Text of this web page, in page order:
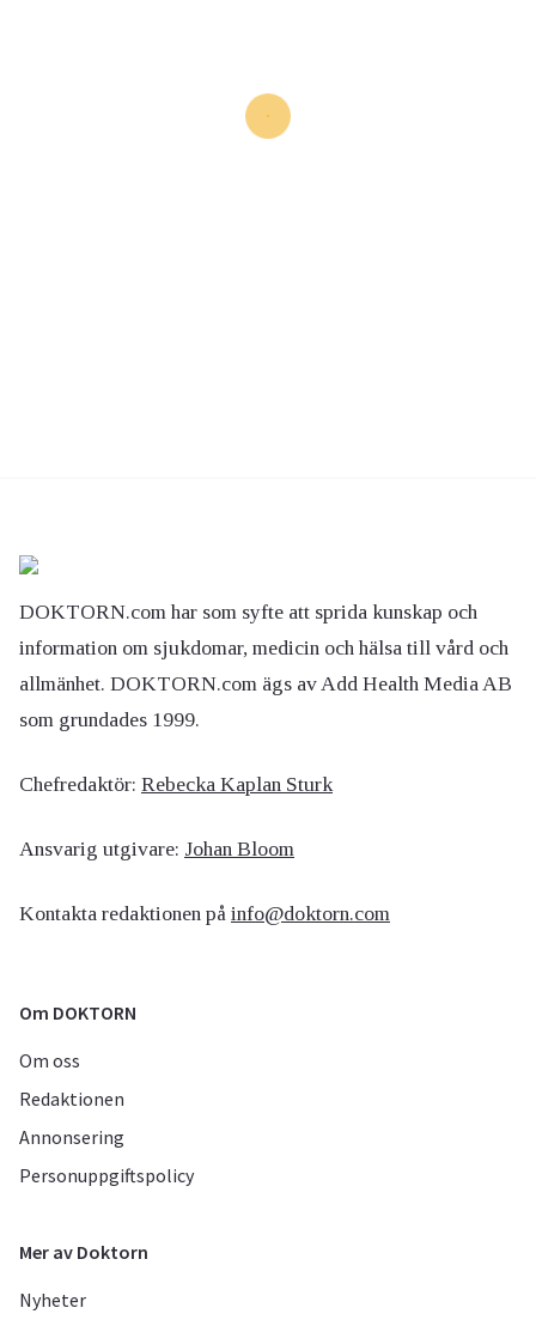
DOKTORN.com har som syfte att sprida kunskap och
information om sjukdomar, medicin och hälsa till vård och
allmänhet. DOKTORN.com ägs av Add Health Media AB
som grundades 1999.
Chefredaktör: Rebecka Kaplan Sturk
Ansvarig utgivare: Johan Bloom
Kontakta redaktionen på info@doktorn.com
Om DOKTORN
Om oss
Redaktionen
Annonsering
Personuppgiftspolicy
Mer av Doktorn
Nyheter